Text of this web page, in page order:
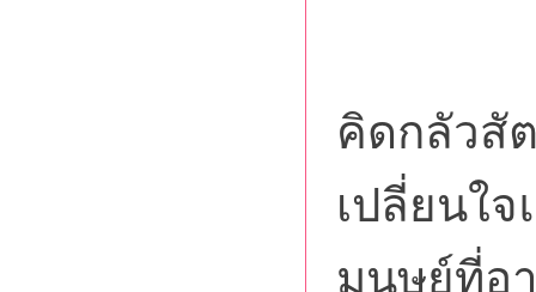
คิดกลัวสั
เปลี่ยนใ
มนุษย์ที่อ